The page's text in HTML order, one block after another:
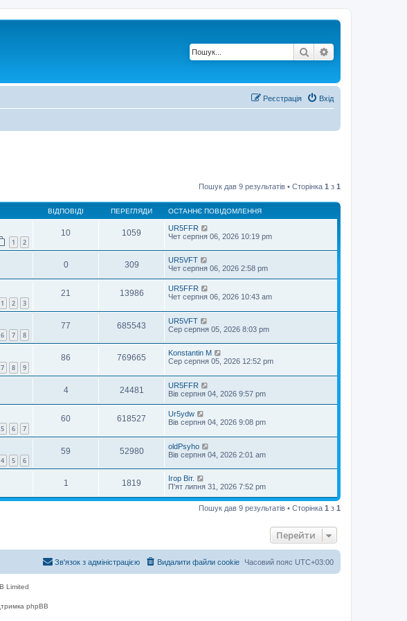
Пошук
Вхід
Реєстрація
Пошук дав 9 результатів • Сторінка 1 з 1
ВІДПОВІДІ ПЕРЕГЛЯДИ ОСТАННЄ ПОВІДОМЛЕННЯ
1 2
10 1059
UR5FFR
Чет серпня 06, 2026 10:19 pm
0 309
UR5VFT
Чет серпня 06, 2026 2:58 pm
1 2 3
21 13986
UR5FFR
Чет серпня 06, 2026 10:43 am
6 7 8
77 685543
UR5VFT
Сер серпня 05, 2026 8:03 pm
7 8 9
86 769665
Konstantin M
Сер серпня 05, 2026 12:52 pm
4 24481
UR5FFR
Вів серпня 04, 2026 9:57 pm
5 6 7
60 618527
Ur5ydw
Вів серпня 04, 2026 9:08 pm
4 5 6
59 52980
oldPsyho
Вів серпня 04, 2026 2:01 am
1 1819
Ігор Віт.
П'ят липня 31, 2026 7:52 pm
Пошук дав 9 результатів • Сторінка 1 з 1
Перейти
Часовий пояс UTC+03:00
Видалити файли cookie
Зв'язок з адміністрацією
Limited
phpBB